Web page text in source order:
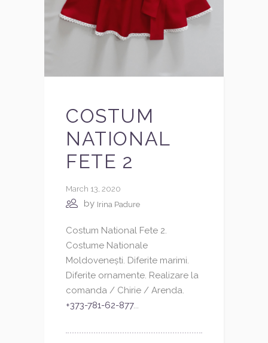
COSTUM
NATIONAL
FETE 2
March 13, 2020
by Irina Padure
Costum National Fete 2.
Costume Nationale
Moldovenești. Diferite marimi.
Diferite ornamente. Realizare la
comanda / Chirie / Arenda.
+373-781-62-877...